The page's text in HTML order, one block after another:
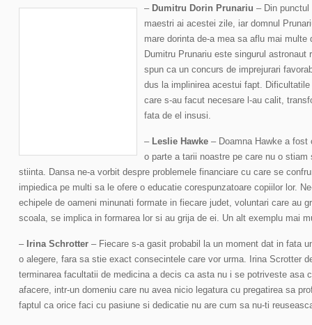
– Dumitru Dorin Prunariu – Din
maestri ai acestei zile, iar domnul
mare dorinta de-a mea sa aflu mai
Dumitru Prunariu este singurul
spun ca un concurs de imprejurari
dus la implinirea acestui fapt.
care s-au facut necesare l-au calit,
fata de el insusi.
– Leslie Hawke – Doamna Hawke a fost
o parte a tarii noastre pe care nu o stiam
stiinta. Dansa ne-a vorbit despre problemele financiare cu care se
impiedica pe multi sa le ofere o educatie corespunzatoare copiilor lor.
echipele de oameni minunati formate in fiecare judet, voluntari care au
scoala, se implica in formarea lor si au grija de ei. Un alt exemplu mai
– Irina Schrotter – Fiecare s-a gasit probabil la un moment dat in fata
o alegere, fara sa stie exact consecintele care vor urma. Irina Scrotter
terminarea facultatii de medicina a decis ca asta nu i se potriveste asa
afacere, intr-un domeniu care nu avea nicio legatura cu pregatirea sa
faptul ca orice faci cu pasiune si dedicatie nu are cum sa nu-ti